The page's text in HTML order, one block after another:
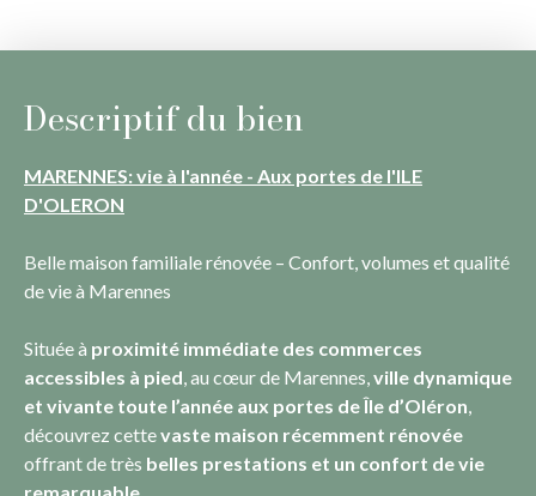
Descriptif du bien
MARENNES: vie à l'année - Aux portes de l'ILE
D'OLERON
Belle maison familiale rénovée – Confort, volumes et qualité
de vie à Marennes
Située à proximité immédiate des commerces
accessibles à pied, au cœur de Marennes,ville dynamique
et vivante toute l’année aux portes de Île d’Oléron,
découvrez cettevaste maison récemment rénovée
offrant de très belles prestations et un confort de vie